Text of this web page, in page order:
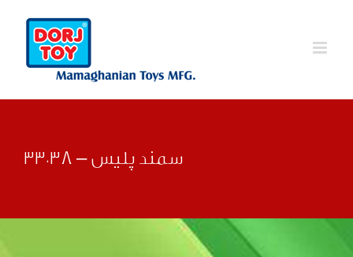
content
سمند پلیس – 33038